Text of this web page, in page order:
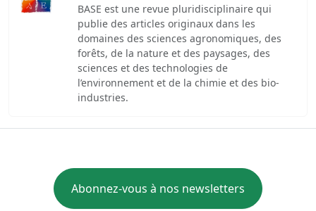
BASE est une revue pluridisciplinaire qui
publie des articles originaux dans les
domaines des sciences agronomiques, des
forêts, de la nature et des paysages, des
sciences et des technologies de
l’environnement et de la chimie et des bio-
industries.
Abonnez-vous à nos newsletters